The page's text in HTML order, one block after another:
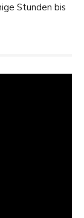
Stunden bis